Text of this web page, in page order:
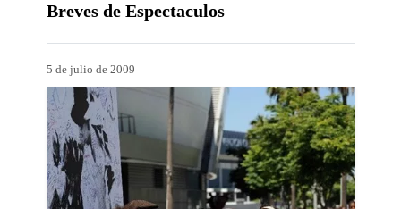
Breves de Espectaculos
5 de julio de 2009